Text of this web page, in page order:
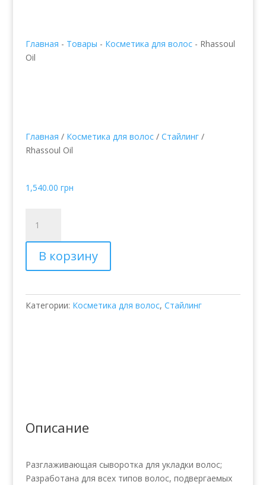
Главная - Товары - Косметика для волос- Rhassoul
Oil
Главная / Косметика для волос/ Стайлинг/
Rhassoul Oil
1,540.00 грн
товара
Rhassoul
В корзину
Категории: Косметика для волос, Стайлинг
Описание
Разглаживающая сыворотка для укладки волос;
Разработана для всех типов волос, подвергаемых